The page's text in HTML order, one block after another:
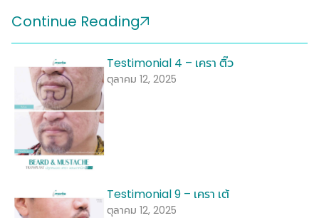
Continue Reading
Testimonial 4 – เครา ติ๊ว
ตุลาคม 12, 2025
Testimonial 9 – เครา เต้
ตุลาคม 12, 2025